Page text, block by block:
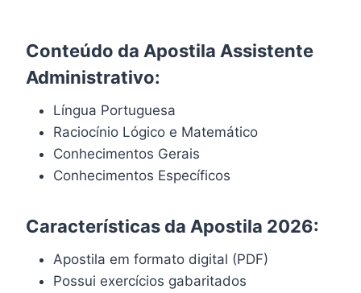
Conteúdo da Apostila Assistente
Administrativo:
Língua Portuguesa
Raciocínio Lógico e Matemático
Conhecimentos Gerais
Conhecimentos Específicos
Características da Apostila 2026:
Apostila em formato digital (PDF)
Possui exercícios gabaritados